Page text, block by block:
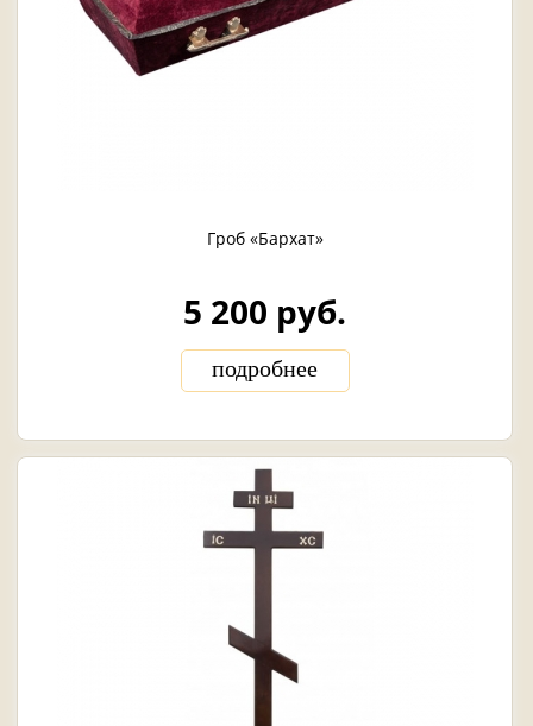
Гроб «Бархат»
5 200 руб.
подробнее